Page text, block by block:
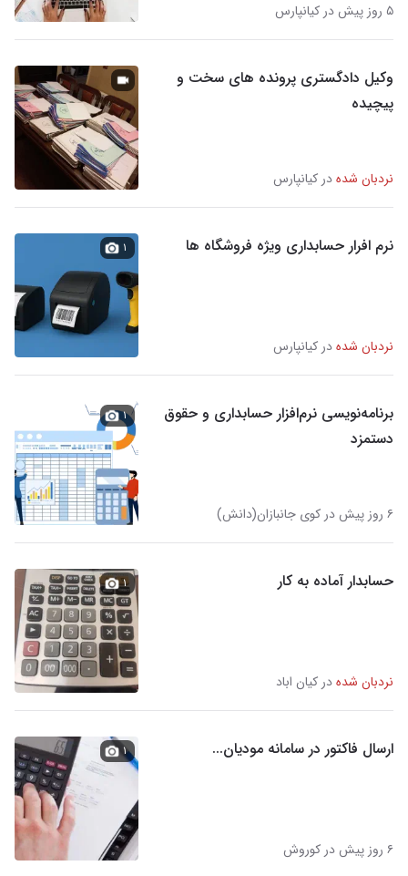
۵ روز پیش در کیانپارس
وکیل دادگستری پرونده های سخت و
پیچیده
نردبان شدهدر کیانپارس
نرم افرار حسابداری ویژه فروشگاه ها
نردبان شدهدر کیانپارس
۱
برنامه‌نویسی نرم‌افزار حسابداری و حقوق
دستمزد
۶ روز پیش در کوی جانبازان(دانش)
۱
حسابدار آماده به کار
نردبان شدهدر کیان اباد
۱
ارسال فاکتور در سامانه مودیان...
۶ روز پیش در کوروش
۱